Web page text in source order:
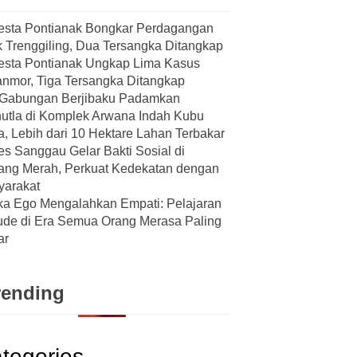
Pontianak Bongkar Perdagangan
Trenggiling, Dua Tersangka Ditangkap
Pontianak Ungkap Lima Kasus
Tiga Tersangka Ditangkap
Berjibaku Padamkan
di Komplek Arwana Indah Kubu
Lebih dari 10 Hektare Lahan Terbakar
Sanggau Gelar Bakti Sosial di
Merah, Perkuat Kedekatan dengan
Ego Mengalahkan Empati: Pelajaran
di Era Semua Orang Merasa Paling